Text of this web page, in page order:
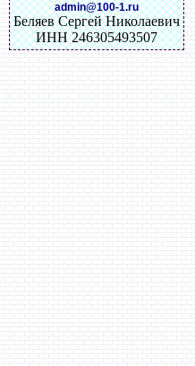
admin@100-1.ru
Беляев Сергей Николаевич
ИНН 246305493507